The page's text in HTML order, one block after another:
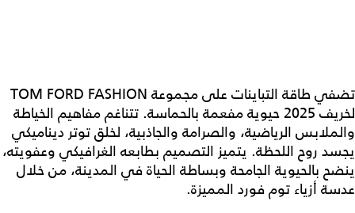
تضفي طاقة التباينات على مجموعة TOM FORD FASHION
لخريف 2025 حيوية مفعمة بالحماسة. تتناغم مفاهيم الخياطة
والملابس الرياضية، والصرامة والجاذبية، لخلق توتر ديناميكي
يجسد روح اللحظة. يتميز التصميم بطابعه الغرافيكي وعفويته،
ينضح بالحيوية الجامحة وبساطة الحياة في المدينة، من خلال
عدسة أزياء توم فورد المميزة.